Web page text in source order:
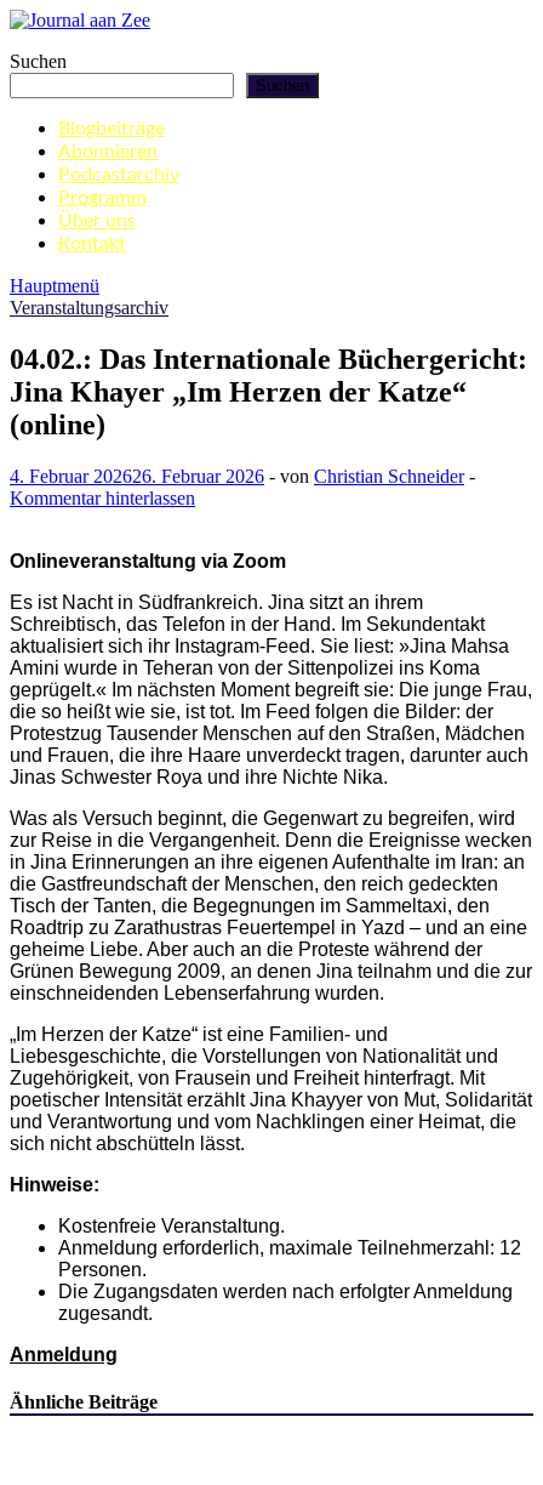
Zum
springen
Journal aan Zee
Suchen
Suchen
Blogbeiträge
Abonnieren
Podcastarchiv
Programm
Über uns
Kontakt
Hauptmenü
Veranstaltungsarchiv
04.02.: Das Internationale Büchergericht:
Jina Khayer „Im Herzen der Katze“
(online)
4. Februar 202626. Februar 2026 - von Christian Schneider-
Kommentar hinterlassen
Onlineveranstaltung via Zoom
Es ist Nacht in Südfrankreich. Jina sitzt an ihrem
Schreibtisch, das Telefon in der Hand. Im Sekundentakt
aktualisiert sich ihr Instagram-Feed. Sie liest: »Jina Mahsa
Amini wurde in Teheran von der Sittenpolizei ins Koma
geprügelt.« Im nächsten Moment begreift sie: Die junge Frau,
die so heißt wie sie, ist tot. Im Feed folgen die Bilder: der
Protestzug Tausender Menschen auf den Straßen, Mädchen
und Frauen, die ihre Haare unverdeckt tragen, darunter auch
Jinas Schwester Roya und ihre Nichte Nika.
Was als Versuch beginnt, die Gegenwart zu begreifen, wird
zur Reise in die Vergangenheit. Denn die Ereignisse wecken
in Jina Erinnerungen an ihre eigenen Aufenthalte im Iran: an
die Gastfreundschaft der Menschen, den reich gedeckten
Tisch der Tanten, die Begegnungen im Sammeltaxi, den
Roadtrip zu Zarathustras Feuertempel in Yazd – und an eine
geheime Liebe. Aber auch an die Proteste während der
Grünen Bewegung 2009, an denen Jina teilnahm und die zur
einschneidenden Lebenserfahrung wurden.
„Im Herzen der Katze“ ist eine Familien- und
Liebesgeschichte, die Vorstellungen von Nationalität und
Zugehörigkeit, von Frausein und Freiheit hinterfragt. Mit
poetischer Intensität erzählt Jina Khayyer von Mut, Solidarität
und Verantwortung und vom Nachklingen einer Heimat, die
sich nicht abschütteln lässt.
Hinweise:
Kostenfreie Veranstaltung.
Anmeldung erforderlich, maximale Teilnehmerzahl: 12
Personen.
Die Zugangsdaten werden nach erfolgter Anmeldung
zugesandt.
Anmeldung
Ähnliche Beiträge